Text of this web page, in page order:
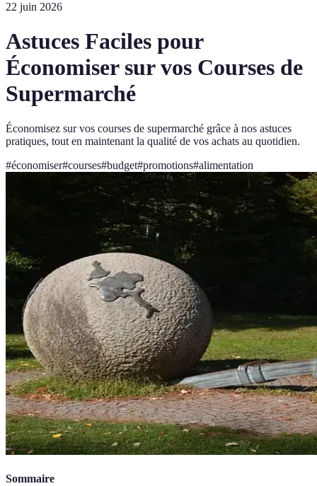
22 juin 2026
Astuces Faciles pour
Économiser sur vos Courses de
Supermarché
Économisez sur vos courses de supermarché grâce à nos astuces
pratiques, tout en maintenant la qualité de vos achats au quotidien.
#économiser#courses#budget#promotions#alimentation
Sommaire